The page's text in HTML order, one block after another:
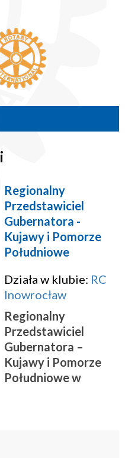
Regionalny
Przedstawiciel
Gubernatora -
Kujawy i Pomorze
Południowe
Działa w klubie: RC
Inowrocław
Regionalny
Przedstawiciel
Gubernatora –
Kujawy i Pomorze
Południowe w